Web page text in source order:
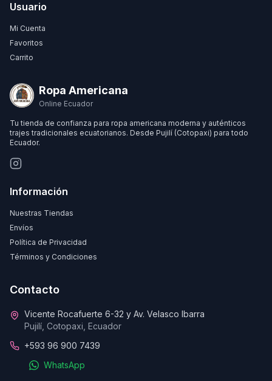
Usuario
Mi Cuenta
Favoritos
Carrito
Ropa Americana
Online Ecuador
Tu tienda de confianza para ropa americana moderna y auténticos
trajes tradicionales ecuatorianos. Desde Pujilí (Cotopaxi) para todo
Ecuador.
Información
Nuestras Tiendas
Envíos
Política de Privacidad
Términos y Condiciones
Contacto
Vicente Rocafuerte 6-32 y Av. Velasco Ibarra
Pujilí, Cotopaxi, Ecuador
+593 96 900 7439
WhatsApp